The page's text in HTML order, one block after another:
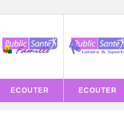
ECOUTER ECOUTER